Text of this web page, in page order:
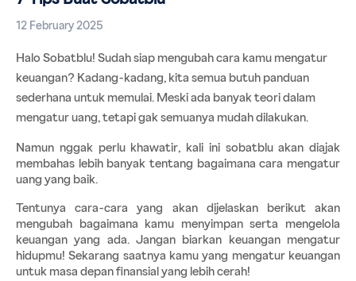
12 February 2025
Halo Sobatblu! Sudah siap mengubah cara kamu mengatur
keuangan? Kadang-kadang, kita semua butuh panduan
sederhana untuk memulai. Meski ada banyak teori dalam
mengatur uang, tetapi gak semuanya mudah dilakukan.
Namun nggak perlu khawatir, kali ini sobatblu akan diajak
membahas lebih banyak tentang bagaimana cara mengatur
uang yang baik.
Tentunya cara-cara yang akan dijelaskan berikut akan
mengubah bagaimana kamu menyimpan serta mengelola
keuangan yang ada. Jangan biarkan keuangan mengatur
hidupmu! Sekarang saatnya kamu yang mengatur keuangan
untuk masa depan finansial yang lebih cerah!